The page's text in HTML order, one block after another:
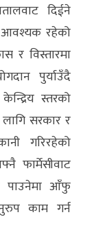
दिईने
आवश्यक रहेको
र विस्तारमा
पुर्याउँदै
स्तरको
सरकार र
गरिरहेको
फार्मेसीवाट
पाउनेमा आँफु
काम गर्न